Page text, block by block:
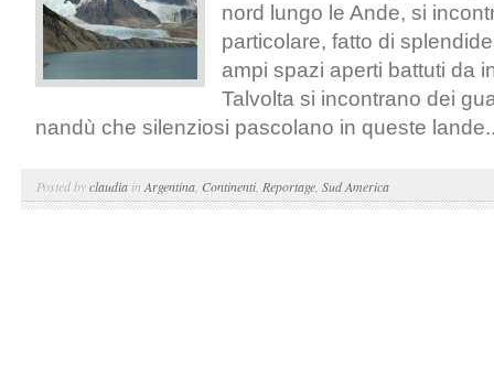
nord lungo le Ande, si
particolare, fatto di
ampi spazi aperti battuti da
Talvolta si incontrano dei
nandù che silenziosi pascolano in queste
Posted byclaudia in Argentina Continenti, Reportage Sud America